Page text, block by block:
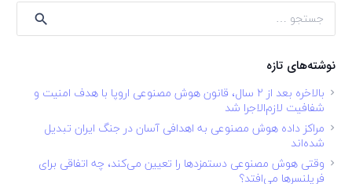
جستجو
برای:
نوشته‌های تازه
بالاخره بعد از ۲ سال، قانون هوش مصنوعی اروپا با هدف امنیت و
شفافیت لازم‌الاجرا شد
مراکز داده هوش مصنوعی به اهدافی آسان در جنگ ایران تبدیل
شده‌اند
وقتی هوش مصنوعی دستمزدها را تعیین می‌کند، چه اتفاقی برای
فریلنسرها می‌افتد؟